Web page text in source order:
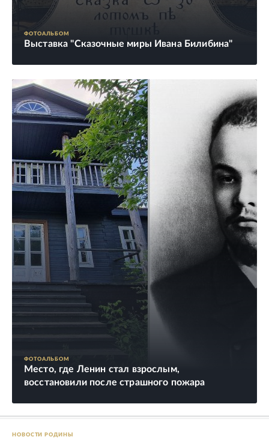
ФОТОАЛЬБОМ
Выставка "Сказочные миры Ивана Билибина"
ФОТОАЛЬБОМ
Место, где Ленин стал взрослым,
восстановили после страшного пожара
НОВОСТИ РОДИНЫ